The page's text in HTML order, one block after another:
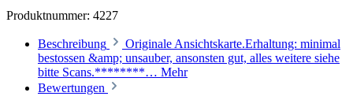
Produktnummer: 4227
Beschreibung
Originale Ansichtskarte.Erhaltung: minimal
bestossen &amp; unsauber, ansonsten gut, alles weitere siehe
bitte Scans.********… Mehr
Bewertungen